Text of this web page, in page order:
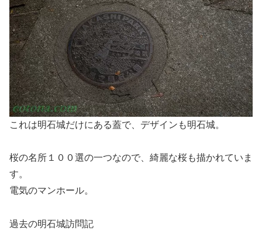
これは明石城だけにある蓋で、デザインも明石城。
桜の名所１００選の一つなので、綺麗な桜も描かれていま
す。
電気のマンホール。
過去の明石城訪問記